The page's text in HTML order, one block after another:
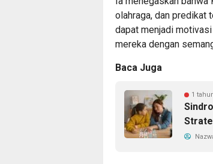
olahraga, dan predikat
dapat menjadi
mereka dengan
Baca Juga
1